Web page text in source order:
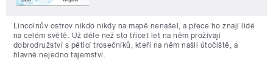
Lincolnův ostrov nikdo nikdy na mapě nenašel, a přece ho znají lidé
na celém světě. Už déle než sto třicet let na něm prožívají
dobrodružství s pěticí trosečníků, kteří na něm našli útočiště, a
hlavně nejedno tajemství.